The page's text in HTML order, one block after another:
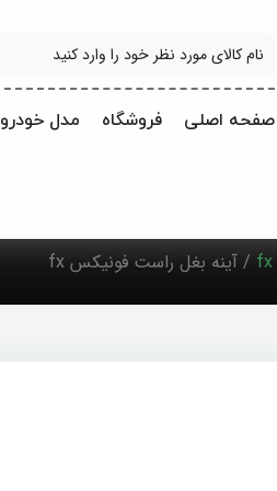
جستجو
صفحه اصلی فروشگاه مدل خودرو
/ آینه بغل راست فونیکس fx